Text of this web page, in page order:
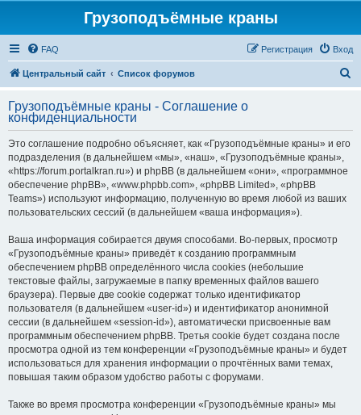
Грузоподъёмные краны
FAQ Вход
Регистрация
Центральный сайт Список форумов
с
Грузоподъёмные краны - Соглашение о
конфиденциальности
Это соглашение подробно объясняет, как «Грузоподъёмные краны» и его
подразделения (в дальнейшем «мы», «наш», «Грузоподъёмные краны»,
«https://forum.portalkran.ru») и phpBB (в дальнейшем «они», «программное
обеспечение phpBB», «www.phpbb.com», «phpBB Limited», «phpBB
Teams») используют информацию, полученную во время любой из ваших
пользовательских сессий (в дальнейшем «ваша информация»).
Ваша информация собирается двумя способами. Во-первых, просмотр
«Грузоподъёмные краны» приведёт к созданию программным
обеспечением phpBB определённого числа cookies (небольшие
текстовые файлы, загружаемые в папку временных файлов вашего
браузера). Первые две cookie содержат только идентификатор
пользователя (в дальнейшем «user-id») и идентификатор анонимной
сессии (в дальнейшем «session-id»), автоматически присвоенные вам
программным обеспечением phpBB. Третья cookie будет создана после
просмотра одной из тем конференции «Грузоподъёмные краны» и будет
использоваться для хранения информации о прочтённых вами темах,
повышая таким образом удобство работы с форумами.
Также во время просмотра конференции «Грузоподъёмные краны» мы